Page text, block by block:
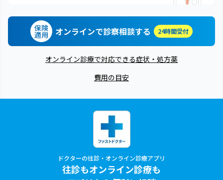
保険
適用 オンラインで診察相談する 24時間受付
オンライン診療で対応できる症状・処方薬
費用の目安
ドクターの往診・オンライン診療アプリ
往診もオンライン診療も